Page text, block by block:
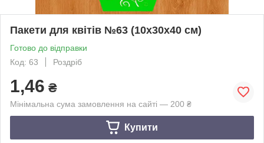
Пакети для квітів №63 (10х30х40 см)
Готово до відправки
Код: 63
Роздріб
1,46 ₴
Мінімальна сума замовлення на сайті — 200 ₴
Купити